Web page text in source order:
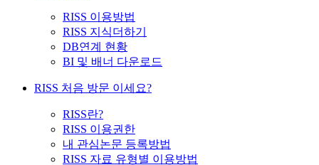
RISS 이용방법
RISS 지식더하기
DB연계 현황
BI 및 배너 다운로드
RISS 처음 방문 이세요?
RISS란?
RISS 이용권한
내 관심논문 등록방법
RISS 자료 유형별 이용방법